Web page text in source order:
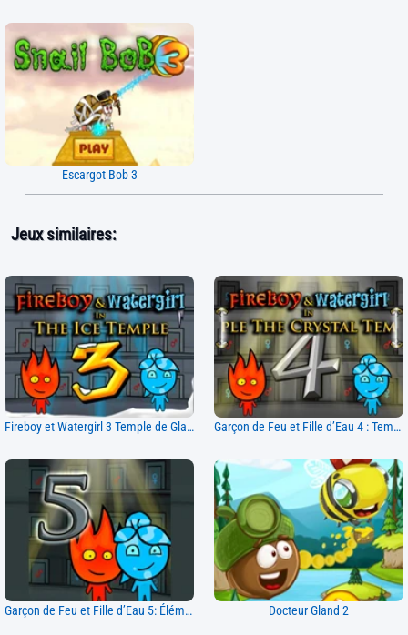
Escargot Bob 3
Jeux similaires:
Fireboy et Watergirl 3 Temple de Glace Garçon de Feu et Fille d’Eau 4 : Temple de Cristal
Garçon de Feu et Fille d’Eau 5: Éléments Docteur Gland 2